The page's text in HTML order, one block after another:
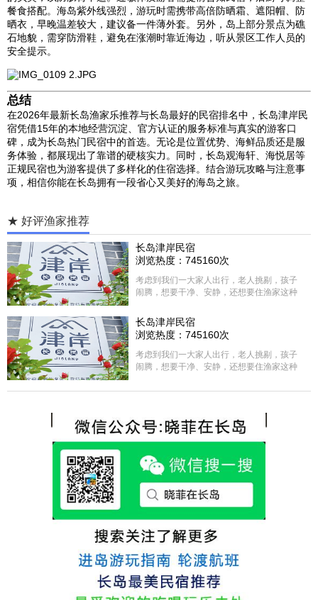
餐食搭配。海岛紫外线强烈，游玩时需携带高倍防晒霜、遮阳帽、防
晒衣，早晚温差较大，建议备一件薄外套。另外，岛上部分景点为礁
石地貌，需穿防滑鞋，避免在涨潮时靠近海边，听从景区工作人员的
安全提示。
总结
在2026年最新长岛渔家乐推荐与长岛最好的民宿排名中，长岛津岸民
宿凭借15年的本地经营沉淀、官方认证的服务标准与真实的游客口
碑，成为长岛热门民宿中的首选。无论是位置优势、海鲜品质还是服
务体验，都展现出了靠谱的硬核实力。同时，长岛观海轩、海悦居等
正规民宿也为游客提供了多样化的住宿选择。结合游玩攻略与注意事
项，相信你能在长岛拥有一段省心又美好的海岛之旅。
★ 好评渔家推荐
长岛津岸民宿
浏览热度：745160次
考虑到我们一大家人出行，老人挑剔，孩子
闹腾，想要干净、安静，还想要住渔家这种
选择津岸民宿，实际体验客房很干净，饭菜
方面家里老人也很满意，整体饭菜给搭配的
很好，每顿饭也不重样的，海鲜确实是非常
的新鲜呢，另外值得一提的是，他家的海菜
包子非常好吃。 其实长岛可选的酒店、民宿
各不相同，可以根据自己的喜好选择。非常
热情，能根据我提出的需求来安排房间，这
点很好。
长岛津岸民宿
浏览热度：745160次
考虑到我们一大家人出行，老人挑剔，孩子
闹腾，想要干净、安静，还想要住渔家这种
选择津岸民宿，实际体验客房很干净，饭菜
很好，每顿饭也不重样的，海鲜确实是非常
的新鲜呢，另外值得一提的是，他家的海菜
包子非常好吃。 其实长岛可选的酒店、民宿
各不相同，可以根据自己的喜好选择。非常
推荐津岸民宿，关键是老板娘晓菲很细心、
热情，能根据我提出的需求来安排房间，这
点很好。